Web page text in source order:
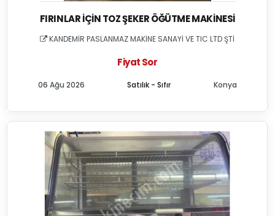
FIRINLAR İÇIN TOZ ŞEKER ÖĞÜTME MAKINESI
KANDEMİR PASLANMAZ MAKİNE SANAYİ VE TIC LTD ŞTİ
Fiyat Sor
Satılık - Sıfır
06 Ağu 2026 Konya